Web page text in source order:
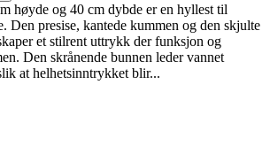
høyde og 40 cm dybde er en hyllest til
Den presise, kantede kummen og den skjulte
et stilrent uttrykk der funksjon og
Den skrånende bunnen leder vannet
at helhetsinntrykket blir...